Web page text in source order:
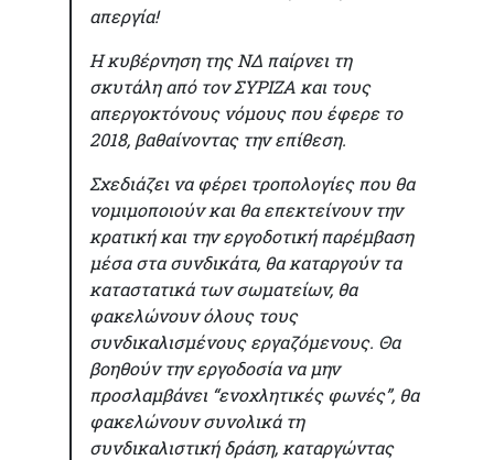
απεργία!
Η κυβέρνηση της ΝΔ παίρνει τη
σκυτάλη από τον ΣΥΡΙΖΑ και τους
απεργοκτόνους νόμους που έφερε το
2018, βαθαίνοντας την επίθεση.
Σχεδιάζει να φέρει τροπολογίες που θα
νομιμοποιούν και θα επεκτείνουν την
κρατική και την εργοδοτική παρέμβαση
μέσα στα συνδικάτα, θα καταργούν τα
καταστατικά των σωματείων, θα
φακελώνουν όλους τους
συνδικαλισμένους εργαζόμενους. Θα
βοηθούν την εργοδοσία να μην
προσλαμβάνει “ενοχλητικές φωνές”, θα
φακελώνουν συνολικά τη
συνδικαλιστική δράση, καταργώντας